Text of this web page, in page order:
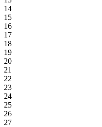
14
15
16
17
18
19
20
21
22
23
24
25
26
27